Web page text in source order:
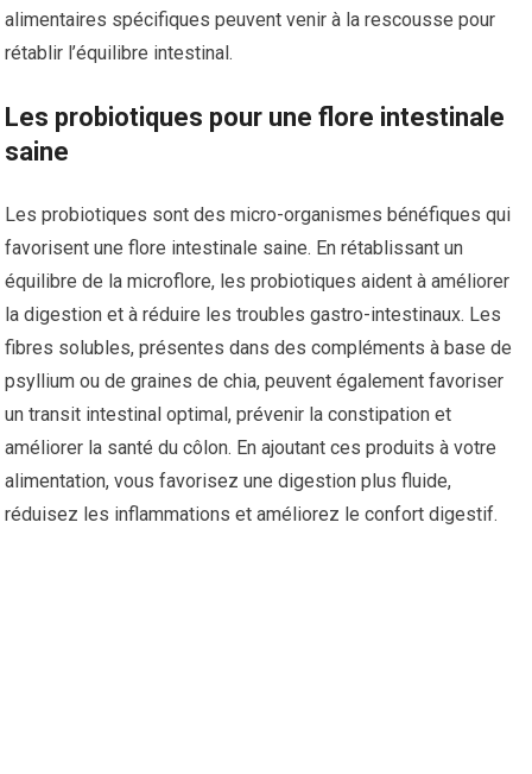
alimentaires spécifiques peuvent venir à la rescousse pour
rétablir l’équilibre intestinal.
Les probiotiques pour une flore intestinale
saine
Les probiotiques sont des micro-organismes bénéfiques qui
favorisent une flore intestinale saine. En rétablissant un
équilibre de la microflore, les probiotiques aident à améliorer
la digestion et à réduire les troubles gastro-intestinaux. Les
fibres solubles, présentes dans des compléments à base de
psyllium ou de graines de chia, peuvent également favoriser
un transit intestinal optimal, prévenir la constipation et
améliorer la santé du côlon. En ajoutant ces produits à votre
alimentation, vous favorisez une digestion plus fluide,
réduisez les inflammations et améliorez le confort digestif.